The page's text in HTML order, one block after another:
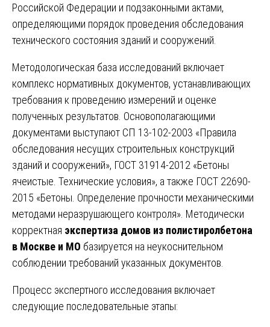
Российской Федерации и подзаконными актами,
определяющими порядок проведения обследования
технического состояния зданий и сооружений.
Методологическая база исследований включает
комплекс нормативных документов, устанавливающих
требования к проведению измерений и оценке
полученных результатов. Основополагающими
документами выступают СП 13-102-2003 «Правила
обследования несущих строительных конструкций
зданий и сооружений», ГОСТ 31914-2012 «Бетоны
ячеистые. Технические условия», а также ГОСТ 22690-
2015 «Бетоны. Определение прочности механическими
методами неразрушающего контроля». Методически
корректная экспертиза домов из полистиролбетона
в Москве и МО базируется на неукоснительном
соблюдении требований указанных документов.
Процесс экспертного исследования включает
следующие последовательные этапы: